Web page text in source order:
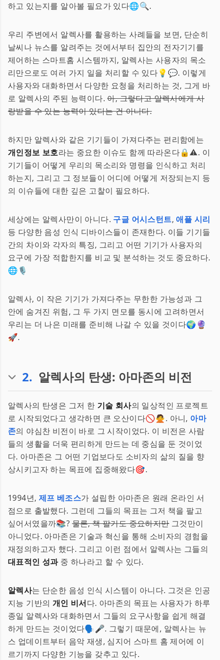
하고 있는지를 알아볼 필요가 있다🌐🔍.
우리 주변에서 알렉사를 활용하는 사례들을 보면, 단순히
날씨나 뉴스를 알려주는 것에서부터 집안의 전자기기를
제어하는 스마트홈 시스템까지, 알렉사는 사용자의 목소
리만으로도 여러 가지 일을 처리할 수 있다💡💬. 이렇게
사용자와 대화하면서 다양한 요청을 처리하는 것, 그게 바
로 알렉사의 주된 능력이다.아, 그렇다고 알렉사에게 사
랑받을 수 있는 능력이 있다는 건 아니다.
하지만 알렉사와 같은 기기들이 가져다주는 편리함에는
개인정보 보호라는 중요한 이슈도 함께 따라온다🔒⚠️. 이
기기들이 어떻게 우리의 목소리와 명령을 인식하고 처리
하는지, 그리고 그 정보들이 어디에 어떻게 저장되는지 등
의 이슈들에 대한 깊은 고찰이 필요하다.
세상에는 알렉사만이 아니다. 구글 어시스턴트, 애플 시리
등 다양한 음성 인식 디바이스들이 존재한다. 이들 기기들
간의 차이와 각자의 특징, 그리고 어떤 기기가 사용자의
요구에 가장 적합한지를 비교 및 분석하는 것도 중요하다.
🌐🎙️
알렉사, 이 작은 기기가 가져다주는 무한한 가능성과 그
안에 숨겨진 위험, 그 두 가지 면모를 동시에 고려하면서
우리는 더 나은 미래를 준비해 나갈 수 있을 것이다🌍🔮
🚀.
2. 알렉사의 탄생: 아마존의 비전
알렉사의 탄생은 그저 한 기술 회사의 일상적인 프로젝트
로 시작되었다고 생각하면 큰 오산이다🚫🙅. 아니, 아마
존의 야심찬 비전이 바로 그 시작이었다. 이 비전은 사람
들의 생활을 더욱 편리하게 만드는 데 중심을 둔 것이었
다. 아마존은 그 어떤 기업보다도 소비자의 삶의 질을 향
상시키고자 하는 목표에 집중해왔다🎯.
1994년, 제프 베조스가 설립한 아마존은 원래 온라인 서
점으로 출발했다. 그런데 그들의 목표는 그저 책을 팔고
싶어서였을까📚?물론, 책 팔기도 중요하지만그것만이
아니었다. 아마존은 기술과 혁신을 통해 소비자의 경험을
재정의하고자 했다. 그리고 이런 점에서 알렉사는 그들의
대표적인 성과중 하나라고 할 수 있다.
알렉사는 단순한 음성 인식 시스템이 아니다. 그것은 인공
지능 기반의 개인 비서다. 아마존의 목표는 사용자가 하루
종일 알렉사와 대화하면서 그들의 요구사항을 쉽게 해결
하게 만드는 것이었다🗣️🎤. 그렇기 때문에, 알렉사는 뉴
스 업데이트부터 음악 재생, 심지어 스마트 홈 제어에 이
르기까지 다양한 기능을 갖추고 있다.